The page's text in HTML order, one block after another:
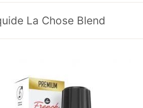
La Chose Blend